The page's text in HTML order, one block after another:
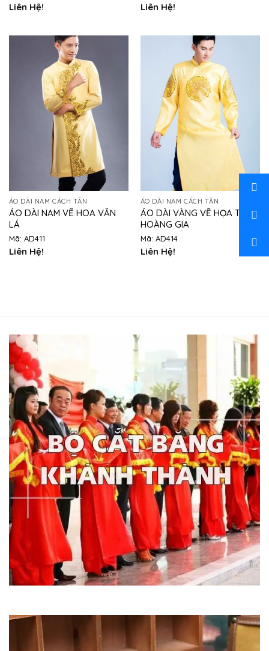
Liên Hệ! Liên Hệ!
ÁO DÀI NAM CÁCH TÂN
ÁO DÀI NAM VẼ HOA VĂN
LÁ
Mã: AD411
Liên Hệ!
ÁO DÀI NAM CÁCH TÂN
ÁO DÀI VÀNG VẼ HỌA TIẾT
HOÀNG GIA
Mã: AD414
Liên Hệ!